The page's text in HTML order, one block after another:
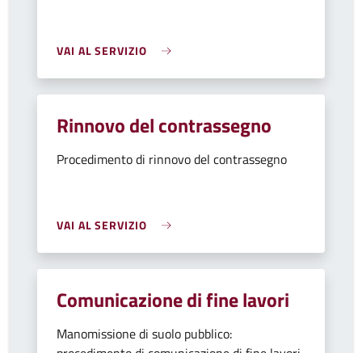
VAI AL SERVIZIO
Rinnovo del contrassegno
Procedimento di rinnovo del contrassegno
VAI AL SERVIZIO
Comunicazione di fine lavori
Manomissione di suolo pubblico: